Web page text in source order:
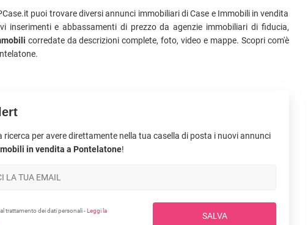
puoi trovare diversi annunci immobiliari di Case e Immobili in vendita
e abbassamenti di prezzo da agenzie immobiliari di fiducia,
corredate da descrizioni complete, foto, video e mappe. Scopri com'è
ricerca per avere direttamente nella tua casella di posta i nuovi annunci
in vendita a Pontelatone!
trattamento dei dati personali -Leggi la
SALVA